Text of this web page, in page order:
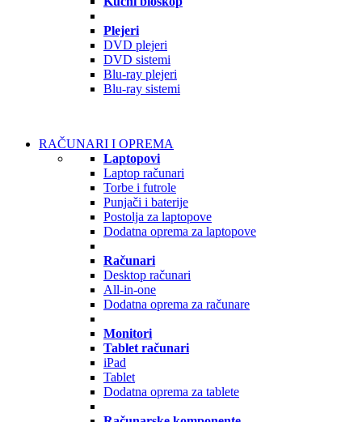
Plejeri
DVD plejeri
DVD sistemi
Blu-ray plejeri
Blu-ray sistemi
RAČUNARI I OPREMA
Laptopovi
Laptop računari
Torbe i futrole
Punjači i baterije
Postolja za laptopove
Dodatna oprema za laptopove
Računari
Desktop računari
All-in-one
Dodatna oprema za računare
Monitori
Tablet računari
iPad
Tablet
Dodatna oprema za tablete